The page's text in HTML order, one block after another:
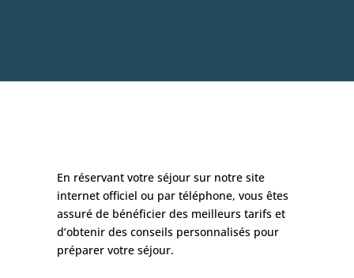
En réservant votre séjour sur notre site
internet officiel ou par téléphone, vous êtes
assuré de bénéficier des meilleurs tarifs et
d’obtenir des conseils personnalisés pour
préparer votre séjour.